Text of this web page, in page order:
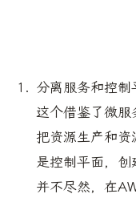
分离服务和控制
这个借鉴了微服
把资源生产和
是控制平面，
并不尽然，在